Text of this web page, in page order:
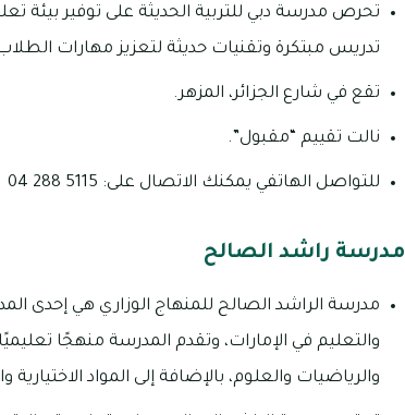
تحرص مدرسة دبي للتربية الحديثة على توفير بيئة
تدريس مبتكرة وتقنيات حديثة لتعزيز مهارات
تقع في شارع الجزائر، المزهر.
نالت تقييم “مقبول”.
للتواصل الهاتفي يمكنك الاتصال على: 5115 288 04
مدرسة راشد الصالح
مدرسة الراشد الصالح للمنهاج الوزاري هي إحدى
والتعليم في الإمارات، وتقدم المدرسة منهجًا
والرياضيات والعلوم، بالإضافة إلى المواد